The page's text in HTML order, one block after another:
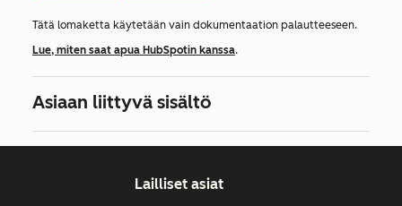
Tätä lomaketta käytetään vain dokumentaation palautteeseen.
Lue, miten saat apua HubSpotin kanssa.
Asiaan liittyvä sisältö
Lailliset asiat